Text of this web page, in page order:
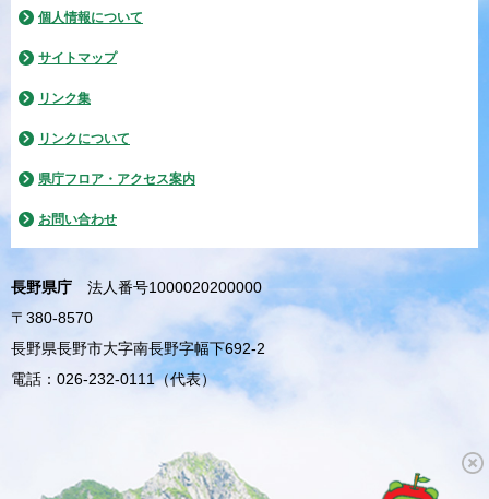
個人情報について
サイトマップ
リンク集
リンクについて
県庁フロア・アクセス案内
お問い合わせ
長野県庁
法人番号1000020200000
〒380-8570
長野県長野市大字南長野字幅下692-2
電話：026-232-0111（代表）